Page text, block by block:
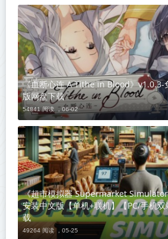
《血断心连 A Tithe in Blood》v1.0.3-
版网盘下载
54841 阅读 ， 06-02
《超市模拟器 Supermarket
安装中文版【单机+联机】【PC/手机
载
49264 阅读 ， 05-25